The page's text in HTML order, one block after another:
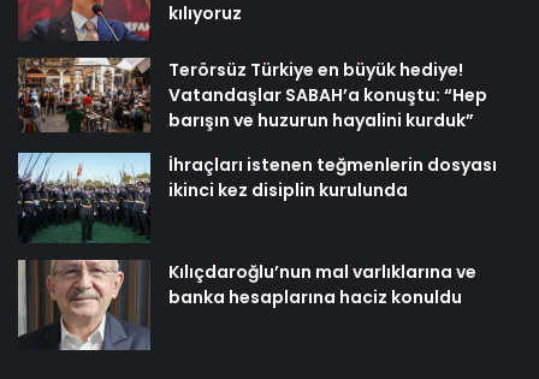
kılıyoruz
Terörsüz Türkiye en büyük hediye!
Vatandaşlar SABAH’a konuştu: “Hep
barışın ve huzurun hayalini kurduk”
İhraçları istenen teğmenlerin dosyası
ikinci kez disiplin kurulunda
Kılıçdaroğlu’nun mal varlıklarına ve
banka hesaplarına haciz konuldu